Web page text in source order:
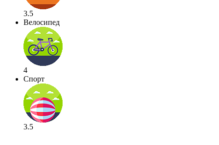
3.5
Велосипед
4
Спорт
3.5